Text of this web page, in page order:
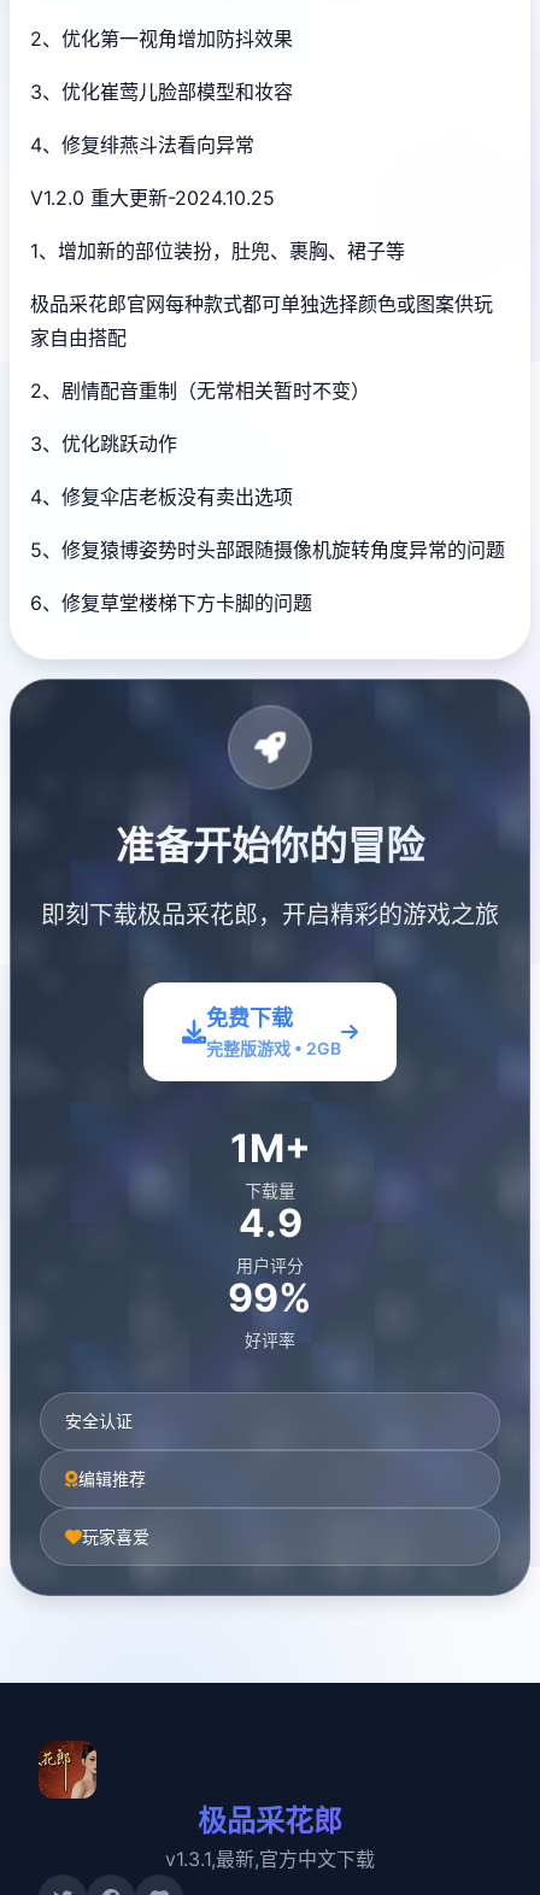
2、优化第一视角增加防抖效果
3、优化崔莺儿脸部模型和妆容
4、修复绯燕斗法看向异常
V1.2.0 重大更新-2024.10.25
1、增加新的部位装扮，肚兜、裹胸、裙子等
极品采花郎官网每种款式都可单独选择颜色或图案供玩
家自由搭配
2、剧情配音重制（无常相关暂时不变）
3、优化跳跃动作
4、修复伞店老板没有卖出选项
5、修复猿博姿势时头部跟随摄像机旋转角度异常的问题
6、修复草堂楼梯下方卡脚的问题
准备开始你的冒险
即刻下载极品采花郎，开启精彩的游戏之旅
免费下载
完整版游戏 • 2GB
1M+
下载量
4.9
用户评分
99%
好评率
安全认证
编辑推荐
玩家喜爱
极品采花郎
v1.3.1,最新,官方中文下载